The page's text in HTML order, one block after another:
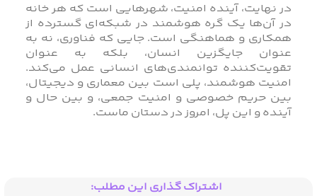
در نهایت، آینده امنیت، شهرهایی است که هر خانه
در آن‌ها یک گره هوشمند در شبکه‌ای گسترده از
همکاری و هماهنگی است. جایی که فناوری، نه به‌
عنوان جایگزین انسان، بلکه به‌ عنوان
تقویت‌کننده توانمندی‌های انسانی عمل می‌کند.
امنیت هوشمند، پلی است بین معماری و دیجیتال،
بین حریم خصوصی و امنیت جمعی، و بین حال و
آینده و این پل، امروز در دستان ماست.
اشتراک گذاری این مطلب: